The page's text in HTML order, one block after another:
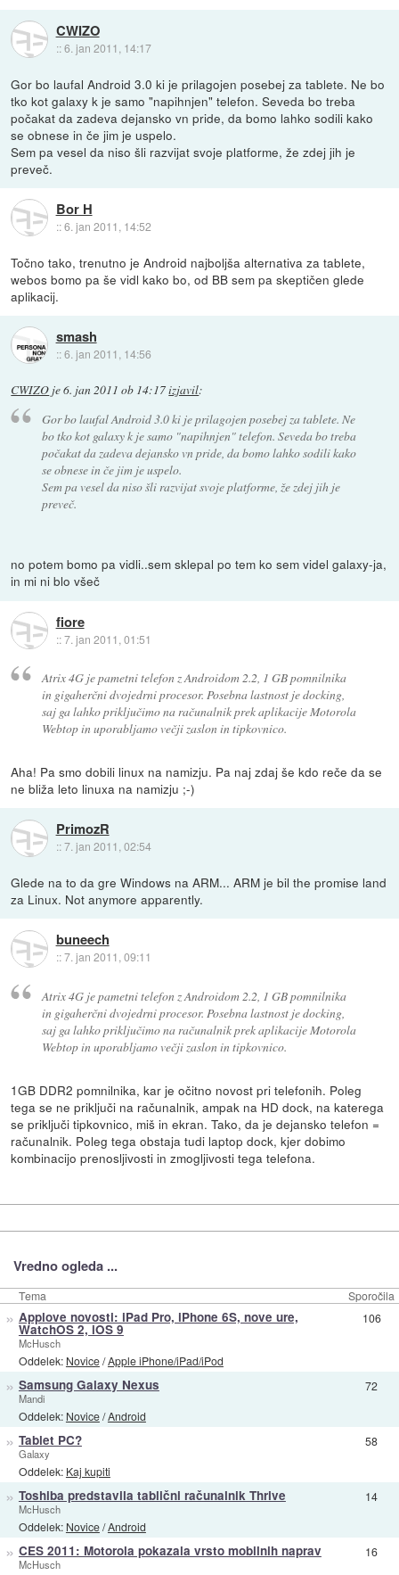
CWIZO
::6. jan 2011, 14:17
Gor bo laufal Android 3.0 ki je prilagojen posebej za tablete. Ne bo
tko kot galaxy k je samo "napihnjen" telefon. Seveda bo treba
počakat da zadeva dejansko vn pride, da bomo lahko sodili kako
se obnese in če jim je uspelo.
Sem pa vesel da niso šli razvijat svoje platforme, že zdej jih je
preveč.
Bor H
::6. jan 2011, 14:52
Točno tako, trenutno je Android najboljša alternativa za tablete,
webos bomo pa še vidl kako bo, od BB sem pa skeptičen glede
aplikacij.
smash
::6. jan 2011, 14:56
CWIZO je6. jan 2011 ob 14:17izjavil:
Gor bo laufal Android 3.0 ki je prilagojen posebej za tablete. Ne
bo tko kot galaxy k je samo "napihnjen" telefon. Seveda bo treba
počakat da zadeva dejansko vn pride, da bomo lahko sodili kako
se obnese in če jim je uspelo.
Sem pa vesel da niso šli razvijat svoje platforme, že zdej jih je
preveč.
no potem bomo pa vidli..sem sklepal po tem ko sem videl galaxy-ja,
in mi ni blo všeč
fiore
::7. jan 2011, 01:51
Atrix 4G je pametni telefon z Androidom 2.2, 1 GB pomnilnika
in gigaherčni dvojedrni procesor. Posebna lastnost je docking,
saj ga lahko priključimo na računalnik prek aplikacije Motorola
Webtop in uporabljamo večji zaslon in tipkovnico.
Aha! Pa smo dobili linux na namizju. Pa naj zdaj še kdo reče da se
ne bliža leto linuxa na namizju ;-)
PrimozR
::7. jan 2011, 02:54
Glede na to da gre Windows na ARM... ARM je bil the promise land
za Linux. Not anymore apparently.
buneech
::7. jan 2011, 09:11
Atrix 4G je pametni telefon z Androidom 2.2, 1 GB pomnilnika
in gigaherčni dvojedrni procesor. Posebna lastnost je docking,
saj ga lahko priključimo na računalnik prek aplikacije Motorola
Webtop in uporabljamo večji zaslon in tipkovnico.
1GB DDR2 pomnilnika, kar je očitno novost pri telefonih. Poleg
tega se ne priključi na računalnik, ampak na HD dock, na katerega
se priključi tipkovnico, miš in ekran. Tako, da je dejansko telefon =
računalnik. Poleg tega obstaja tudi laptop dock, kjer dobimo
kombinacijo prenosljivosti in zmogljivosti tega telefona.
Vredno ogleda ...
Tema Sporočila
» Applove novosti: iPad Pro, iPhone 6S, nove ure,
WatchOS 2, iOS 9
McHusch
Oddelek: Novice/Apple iPhone/iPad/iPod
106
» Samsung Galaxy Nexus
Mandi
Oddelek: Novice/Android
72
» Tablet PC?
Galaxy
Oddelek: Kaj kupiti
58
» Toshiba predstavila tablični računalnik Thrive
McHusch
Oddelek: Novice/Android
14
» CES 2011: Motorola pokazala vrsto mobilnih naprav
McHusch
16